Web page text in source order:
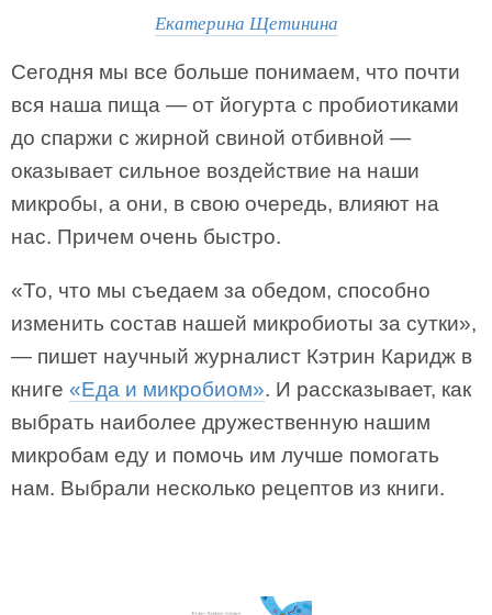
Екатерина Щетинина
Сегодня мы все больше понимаем, что почти
вся наша пища — от йогурта с пробиотиками
до спаржи с жирной свиной отбивной —
оказывает сильное воздействие на наши
микробы, а они, в свою очередь, влияют на
нас. Причем очень быстро.
«То, что мы съедаем за обедом, способно
изменить состав нашей микробиоты за сутки»,
— пишет научный журналист Кэтрин Каридж в
книге «Еда и микробиом». И рассказывает, как
выбрать наиболее дружественную нашим
микробам еду и помочь им лучше помогать
нам. Выбрали несколько рецептов из книги.